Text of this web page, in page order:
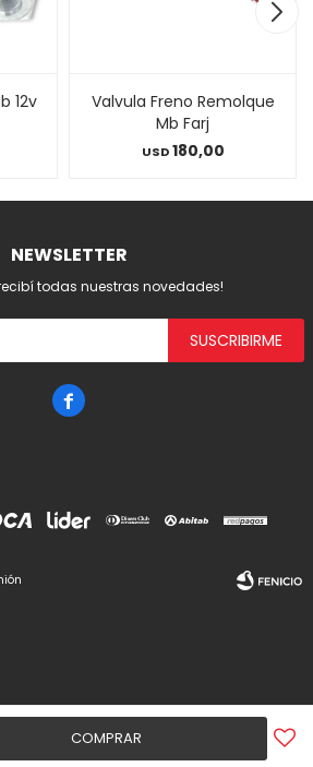
COMPRAR
12v
Valvula Freno Remolque
Mb Farj
USD180,00
NEWSLETTER
todas nuestras novedades!
SUSCRIBIRME

Fenicio